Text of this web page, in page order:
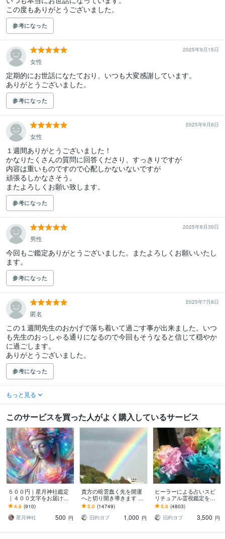
この度もありがとうございました。
参考になった
2025年9月15日
女性
定期的にお世話になたており、いつも大変感謝しています。
ありがとうございました。
参考になった
2025年9月6日
女性
１週間ありがとうございました！
かなりたくさんの質問に回答くださり、すっきりですが
内容は重いものですので心配しかないないですが
頑張るしかなさそう。
またよろしくお願い致します。
参考になった
2025年8月30日
男性
今回もご鑑定ありがとうございました。またよろしくお願いいたし
ます。
参考になった
2025年7月8日
匿名
この１週間先生のおかげで落ち着いて過ごす事が出来ました。いつ
も先生のおっしゃる通りになるので今回もそうなると信じて穏やか
に過ごします。
ありがとうございました。
参考になった
もっと見る
このサービスを買った人がよく購入しているサービス
５００円｜星月神社鑑定
｜４００文字をお届けし
ます 鑑定お題一覧あり、
興味のあるお題内容もし
くは希望する相談対応
4.9 (910)
星月神社
500 円
貴方の暗雲蠢く先を開運
へと切り開き導きます 希
望の成就への道！未来が
気になるあなたへ
5.0 (14749)
旧約ヨブ
1,000 円
ヒーラーによる占いスピ
リチュアル霊視鑑定を致
します 現況から行く末に
暗雲が蠢く。希望を持ち
たい方必見！
5.0 (4803)
旧約ヨブ
3,500 円